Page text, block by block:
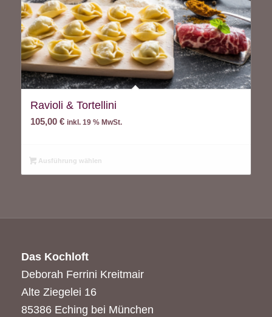
Ravioli & Tortellini
105,00 € inkl. 19 % MwSt.
Ausführung wählen
Das Kochloft
Deborah Ferrini Kreitmair
Alte Ziegelei 16
85386 Eching bei München